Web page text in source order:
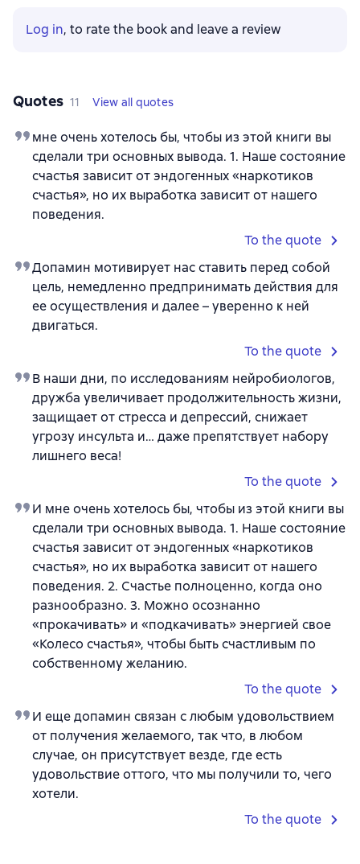
Log in, to rate the book and leave a review
Quotes 11 View all quotes
мне очень хотелось бы, чтобы из этой книги вы
сделали три основных вывода. 1. Наше состояние
счастья зависит от эндогенных «наркотиков
счастья», но их выработка зависит от нашего
поведения.
To the quote
Допамин мотивирует нас ставить перед собой
цель, немедленно предпринимать действия для
ее осуществления и далее – уверенно к ней
двигаться.
To the quote
В наши дни, по исследованиям нейробиологов,
дружба увеличивает продолжительность жизни,
защищает от стресса и депрессий, снижает
угрозу инсульта и… даже препятствует набору
лишнего веса!
To the quote
И мне очень хотелось бы, чтобы из этой книги вы
сделали три основных вывода. 1. Наше состояние
счастья зависит от эндогенных «наркотиков
счастья», но их выработка зависит от нашего
поведения. 2. Счастье полноценно, когда оно
разнообразно. 3. Можно осознанно
«прокачивать» и «подкачивать» энергией свое
«Колесо счастья», чтобы быть счастливым по
собственному желанию.
To the quote
И еще допамин связан с любым удовольствием
от получения желаемого, так что, в любом
случае, он присутствует везде, где есть
удовольствие оттого, что мы получили то, чего
хотели.
To the quote